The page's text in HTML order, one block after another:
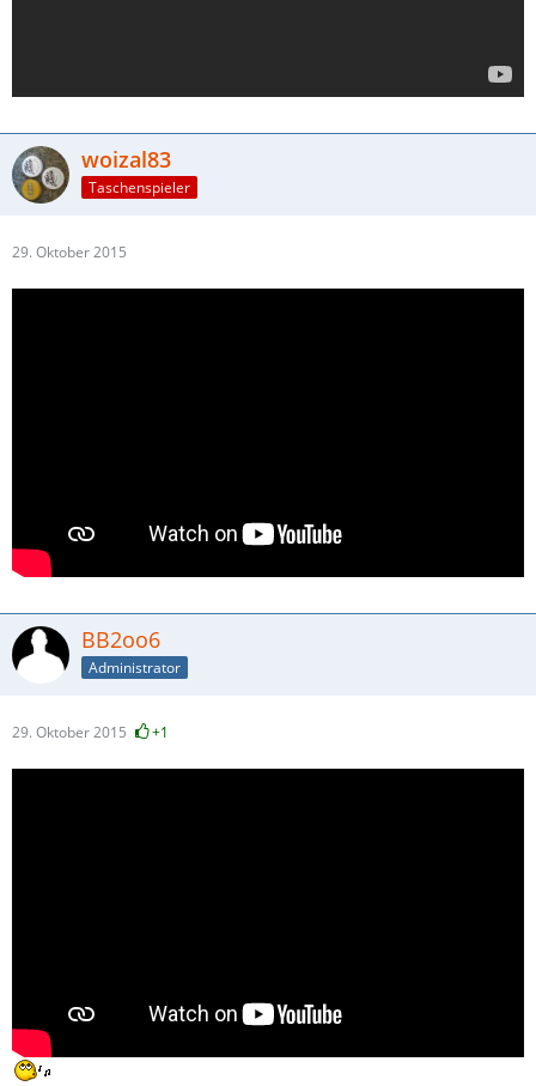
woizal83
Taschenspieler
29. Oktober 2015
BB2oo6
Administrator
29. Oktober 2015 +1